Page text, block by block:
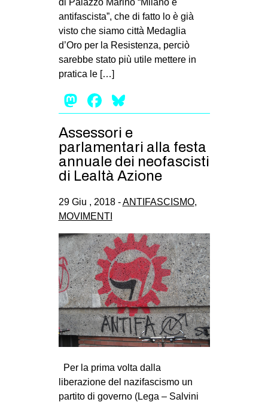
AMBIENTE
ANTIFASCISMO
DIRITTO ALL’ABITARE
MIGRAZIONI
REPRESSIONE
STUDENTI
ARTE
MANIFESTI
MUSICA
RECENSIONI
INTERNAZIONALE
AFRICA
EUROPA
di Palazzo Marino “Milano è
antifascista”, che di fatto lo è già
visto che siamo città Medaglia
d’Oro per la Resistenza, perciò
sarebbe stato più utile mettere in
pratica le […]
Mastodon
Facebook
Assessori e
parlamentari alla festa
annuale dei neofascisti
di Lealtà Azione
29 Giu , 2018 -ANTIFASCISMO,
MOVIMENTI
Per la prima volta dalla
liberazione del nazifascismo un
partito di governo (Lega – Salvini